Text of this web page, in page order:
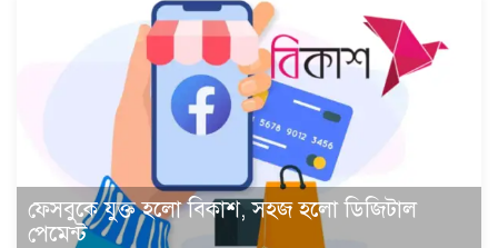
ফেসবুকে যুক্ত হলো বিকাশ, সহজ হলো ডিজিটাল
পেমেন্ট